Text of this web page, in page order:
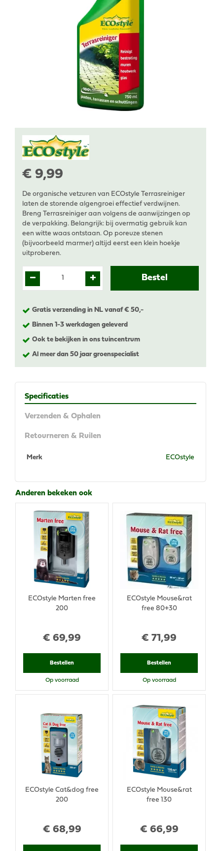
€ 9,99
De organische vetzuren van ECOstyle Terrasreiniger
laten de storende algengroei effectief verdwijnen.
Breng Terrasreiniger aan volgens de aanwijzingen op
de verpakking. Belangrijk: bij overmatig gebruik kan
een witte waas ontstaan. Op poreuze stenen
(bijvoorbeeld marmer) altijd eerst een klein hoekje
uitproberen.
Gratis verzending in NL vanaf € 50,-
Binnen 1-3 werkdagen geleverd
Ook te bekijken in ons tuincentrum
Al meer dan 50 jaar groenspecialist
Specificaties
Verzenden & Ophalen
Retourneren & Ruilen
Merk ECOstyle
Anderen bekeken ook
€ 69,99
ECOstyle Marten free
200
Bestellen
Op voorraad
€ 71 ,99
ECOstyle Mouse&rat
free 80+30
Bestellen
Op voorraad
€ 68,99
ECOstyle Cat&dog free
200
€ 66,99
ECOstyle Mouse&rat
free 130